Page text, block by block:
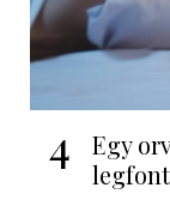
4
Egy